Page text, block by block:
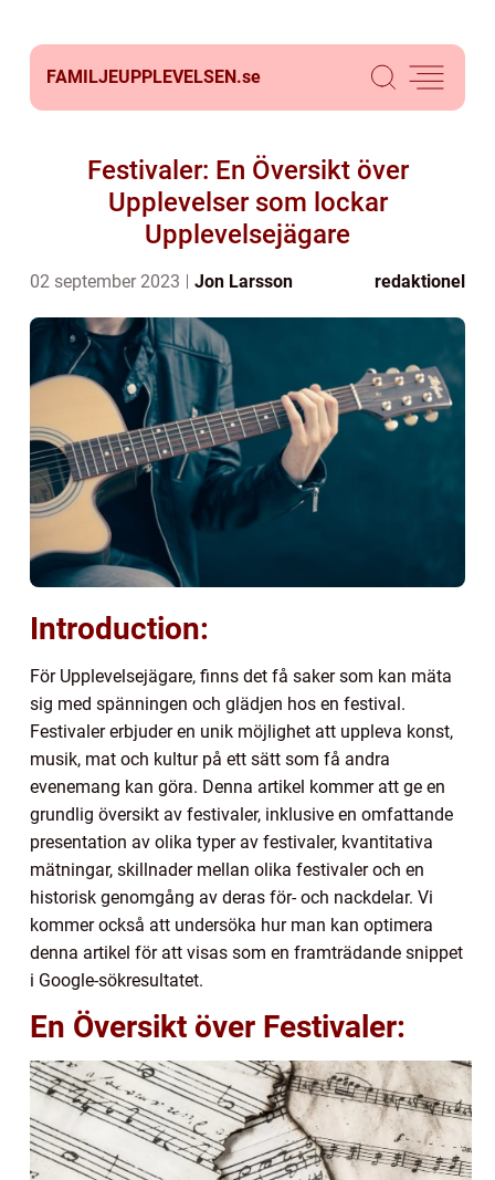
FAMILJEUPPLEVELSEN.se
Festivaler: En Översikt över
Upplevelser som lockar
Upplevelsejägare
02 september 2023 Jon Larsson redaktionel
Introduction:
För Upplevelsejägare, finns det få saker som kan mäta
sig med spänningen och glädjen hos en festival.
Festivaler erbjuder en unik möjlighet att uppleva konst,
musik, mat och kultur på ett sätt som få andra
evenemang kan göra. Denna artikel kommer att ge en
grundlig översikt av festivaler, inklusive en omfattande
presentation av olika typer av festivaler, kvantitativa
mätningar, skillnader mellan olika festivaler och en
historisk genomgång av deras för- och nackdelar. Vi
kommer också att undersöka hur man kan optimera
denna artikel för att visas som en framträdande snippet
i Google-sökresultatet.
En Översikt över Festivaler: